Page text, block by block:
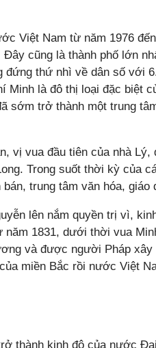
Việt Nam từ năm 1976
Đây cũng là thành phố lớn
thứ nhì về dân số với
Minh là đô thị loại đặc biệt
sớm trở thành một trung
vị vua đầu tiên của nhà
Trong suốt thời kỳ của
trung tâm văn hóa, giáo
lên nắm quyền trị vì,
năm 1831, dưới thời vua
và được người Pháp
miền Bắc rồi nước Việt
thành kinh đô của nước